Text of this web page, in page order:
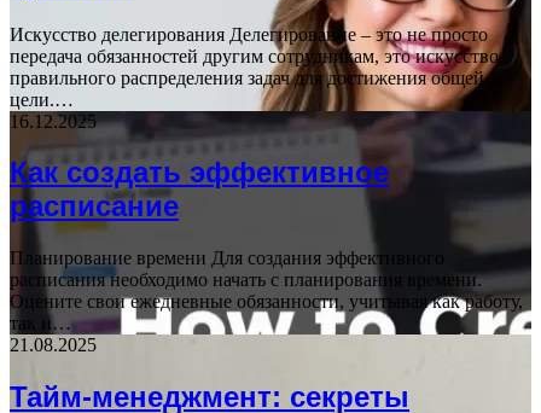
Искусство делегирования Делегирование – это не просто
передача обязанностей другим сотрудникам, это искусство
правильного распределения задач для достижения общей
цели.…
16.12.2025
Как создать эффективное
расписание
Планирование времени Для создания эффективного
расписания необходимо начать с планирования времени.
Оцените свои ежедневные обязанности, учитывая как работу,
так и…
21.08.2025
Тайм-менеджмент: секреты